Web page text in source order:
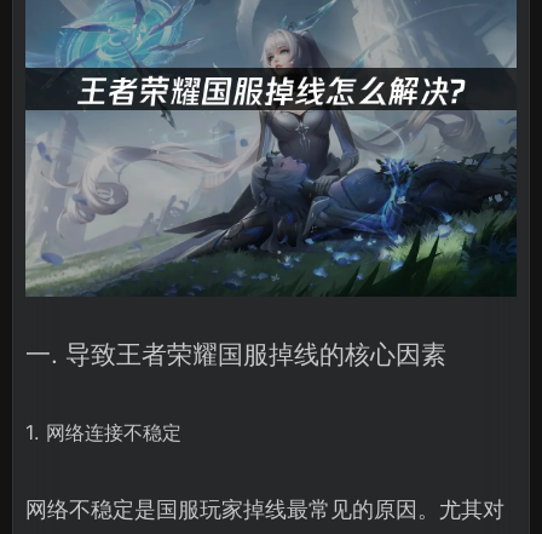
一. 导致王者荣耀国服掉线的核心因素
1. 网络连接不稳定
网络不稳定是国服玩家掉线最常见的原因。尤其对